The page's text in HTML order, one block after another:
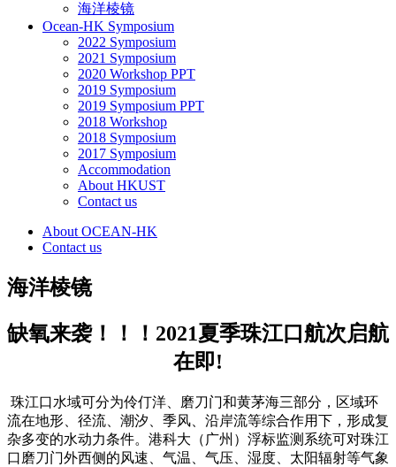
海洋棱镜
Ocean-HK Symposium
2022 Symposium
2021 Symposium
2020 Workshop PPT
2019 Symposium
2019 Symposium PPT
2018 Workshop
2018 Symposium
2017 Symposium
Accommodation
About HKUST
Contact us
About OCEAN-HK
Contact us
海洋棱镜
缺氧来袭！！！2021夏季珠江口航次启航
在即!
珠江口水域可分为伶仃洋、磨刀门和黄茅海三部分，区域环
流在地形、径流、潮汐、季风、沿岸流等综合作用下，形成复
杂多变的水动力条件。港科大（广州）浮标监测系统可对珠江
口磨刀门外西侧的风速、气温、气压、湿度、太阳辐射等气象